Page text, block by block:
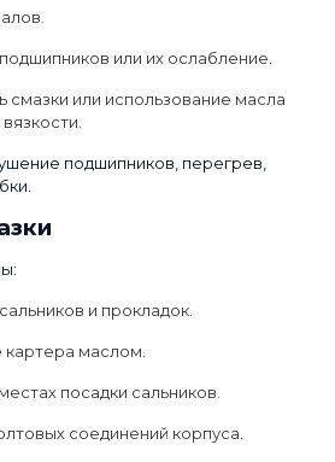
или их ослабление.
смазки или использование масла
подшипников, перегрев,
и прокладок.
маслом.
посадки сальников.
соединений корпуса.